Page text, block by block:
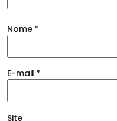
Nome *
E-mail *
Site